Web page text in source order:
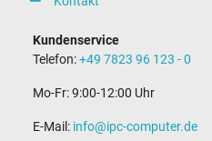
Kundenservice
Telefon:+49 7823 96 123 - 0
Mo-Fr: 9:00-12:00 Uhr
E-Mail: info@ipc-computer.de